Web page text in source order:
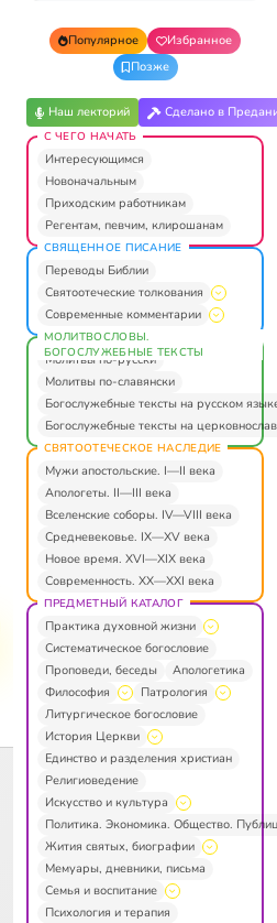
Популярное
Избранное
Позже
Наш лекторий Сделано в
С ЧЕГО НАЧАТЬ
Интересующимся
Новоначальным
Приходским работникам
Регентам, певчим, клирошанам
СВЯЩЕННОЕ ПИСАНИЕ
Переводы Библии
Святоотеческие толкования
Современные комментарии
МОЛИТВОСЛОВЫ.
БОГОСЛУЖЕБНЫЕ ТЕКСТЫ
Молитвы по-русски
Молитвы по-славянски
Богослужебные тексты на русском
Богослужебные тексты на
СВЯТООТЕЧЕСКОЕ НАСЛЕДИЕ
Мужи апостольские. I—II века
Апологеты. II—III века
Вселенские соборы. IV—VIII века
Средневековье. IX—XV века
Новое время. XVI—XIX века
Современность. XX—XXI века
ПРЕДМЕТНЫЙ КАТАЛОГ
Практика духовной жизни
Систематическое богословие
Проповеди, беседы
Апологетика
Философия
Патрология
Литургическое богословие
История Церкви
Единство и разделения христиан
Религиоведение
Искусство и культура
Политика. Экономика. Общество.
Жития святых, биографии
Мемуары, дневники, письма
Семья и воспитание
Психология и терапия